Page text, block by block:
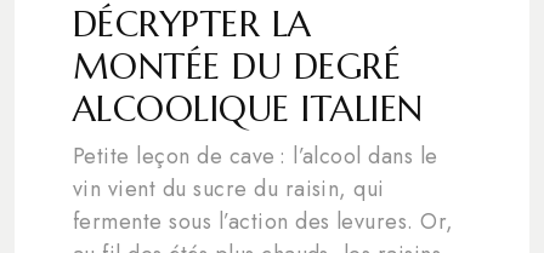
DÉCRYPTER LA
MONTÉE DU DEGRÉ
ALCOOLIQUE ITALIEN
Petite leçon de cave : l’alcool dans le
vin vient du sucre du raisin, qui
fermente sous l’action des levures. Or,